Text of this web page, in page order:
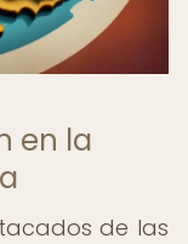
en la
de las